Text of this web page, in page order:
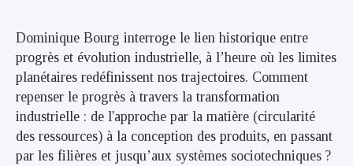
Dominique Bourg interroge le lien historique entre
progrès et évolution industrielle, à l’heure où les limites
planétaires redéfinissent nos trajectoires. ​Comment
repenser le progrès à travers la transformation
industrielle : de l'approche par la matière (circularité
des ressources) à la conception des produits, en passant
par les filières et jusqu’aux systèmes sociotechniques ? ​